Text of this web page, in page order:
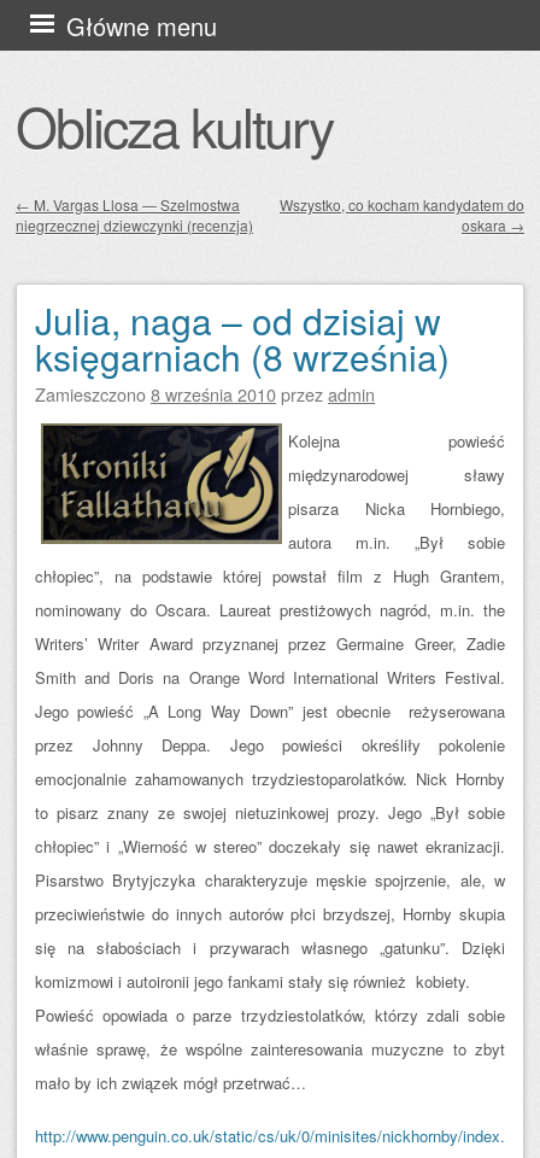
Oblicza kultury
Główne menu
Przejdź
do
Zobacz wpisy
← M. Vargas Llosa — Szelmostwa
niegrzecznej dziewczynki (recenzja)
Wszystko, co kocham kandydatem do
oskara →
Julia, naga – od dzisiaj w
księgarniach (8 września)
Zamieszczono8 września 2010przezadmin
Kolejna powieść
międzynarodowej sławy
pisarza Nicka Hornbiego,
autora m.in. „Był sobie
chłopiec”, na podstawie której powstał film z Hugh Grantem,
nominowany do Oscara. Laureat prestiżowych nagród, m.in. the
Writers’ Writer Award przyznanej przez Germaine Greer, Zadie
Smith and Doris na Orange Word International Writers Festival.
Jego powieść „A Long Way Down” jest obecnie reżyserowana
przez Johnny Deppa. Jego powieści określiły pokolenie
emocjonalnie zahamowanych trzydziestoparolatków. Nick Hornby
to pisarz znany ze swojej nietuzinkowej prozy. Jego „Był sobie
chłopiec” i „Wierność w stereo” doczekały się nawet ekranizacji.
Pisarstwo Brytyjczyka charakteryzuje męskie spojrzenie, ale, w
przeciwieństwie do innych autorów płci brzydszej, Hornby skupia
się na słabościach i przywarach własnego „gatunku”. Dzięki
komizmowi i autoironii jego fankami stały się również kobiety.
Powieść opowiada o parze trzydziestolatków, którzy zdali sobie
właśnie sprawę, że wspólne zainteresowania muzyczne to zbyt
mało by ich związek mógł przetrwać…
http://www.penguin.co.uk/static/cs/uk/0/minisites/nickhornby/index.